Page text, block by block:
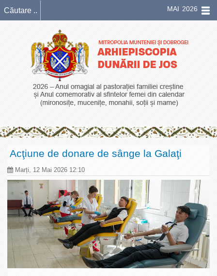
MAI 2026
Acţiune de donare de sânge la Galaţi
Marți, 12 Mai 2026 12:10